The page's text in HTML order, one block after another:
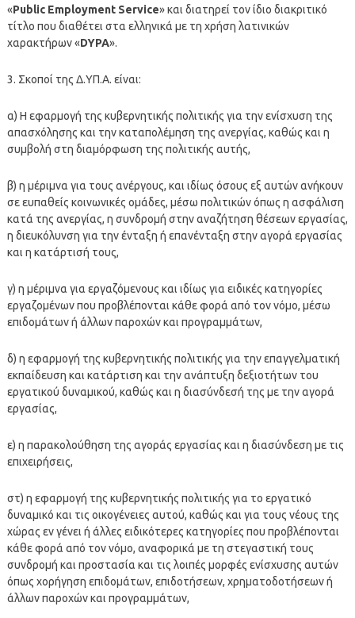
«Public Employment Service» και διατηρεί τον ίδιο διακριτικό
τίτλο που διαθέτει στα ελληνικά με τη χρήση λατινικών
χαρακτήρων «DYPA».
3. Σκοποί της Δ.ΥΠ.Α. είναι:
α) Η εφαρμογή της κυβερνητικής πολιτικής για την ενίσχυση της
απασχόλησης και την καταπολέμηση της ανεργίας, καθώς και η
συμβολή στη διαμόρφωση της πολιτικής αυτής,
β) η μέριμνα για τους ανέργους, και ιδίως όσους εξ αυτών ανήκουν
σε ευπαθείς κοινωνικές ομάδες, μέσω πολιτικών όπως η ασφάλιση
κατά της ανεργίας, η συνδρομή στην αναζήτηση θέσεων εργασίας,
η διευκόλυνση για την ένταξη ή επανένταξη στην αγορά εργασίας
και η κατάρτισή τους,
γ) η μέριμνα για εργαζόμενους και ιδίως για ειδικές κατηγορίες
εργαζομένων που προβλέπονται κάθε φορά από τον νόμο, μέσω
επιδομάτων ή άλλων παροχών και προγραμμάτων,
δ) η εφαρμογή της κυβερνητικής πολιτικής για την επαγγελματική
εκπαίδευση και κατάρτιση και την ανάπτυξη δεξιοτήτων του
εργατικού δυναμικού, καθώς και η διασύνδεσή της με την αγορά
εργασίας,
ε) η παρακολούθηση της αγοράς εργασίας και η διασύνδεση με τις
επιχειρήσεις,
στ) η εφαρμογή της κυβερνητικής πολιτικής για το εργατικό
δυναμικό και τις οικογένειες αυτού, καθώς και για τους νέους της
χώρας εν γένει ή άλλες ειδικότερες κατηγορίες που προβλέπονται
κάθε φορά από τον νόμο, αναφορικά με τη στεγαστική τους
συνδρομή και προστασία και τις λοιπές μορφές ενίσχυσης αυτών
όπως χορήγηση επιδομάτων, επιδοτήσεων, χρηματοδοτήσεων ή
άλλων παροχών και προγραμμάτων,